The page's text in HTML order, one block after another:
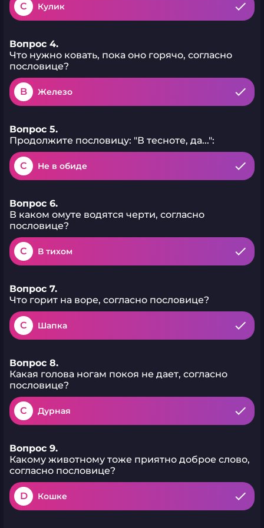
C Кулик
Вопрос 4.
Что нужно ковать, пока оно горячо, согласно
пословице?
B Железо
Вопрос 5.
Продолжите пословицу: "В тесноте, да...":
C Не в обиде
Вопрос 6.
В каком омуте водятся черти, согласно
пословице?
C В тихом
Вопрос 7.
Что горит на воре, согласно пословице?
C Шапка
Вопрос 8.
Какая голова ногам покоя не дает, согласно
пословице?
C Дурная
Вопрос 9.
Какому животному тоже приятно доброе слово,
согласно пословице?
D Кошке